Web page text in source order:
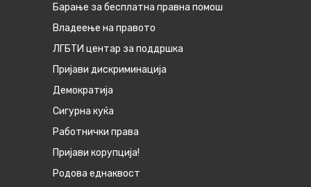
Барање за бесплатна правна помош
Владеење на правото
ЛГБТИ центар за поддршка
Пријави дискриминација
Демократија
Сигурна куќа
Работнички права
Пријави корупција!
Родова еднаквост